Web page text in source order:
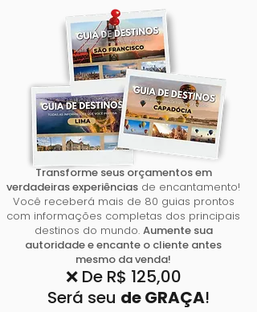
Transforme seus orçamentos em
verdadeiras experiências de encantamento!
Você receberá mais de 80 guias prontos
com informações completas dos principais
destinos do mundo. Aumente sua
autoridade e encante o cliente antes
mesmo da venda!
❌ De R$ 125,00
Será seu de GRAÇA!